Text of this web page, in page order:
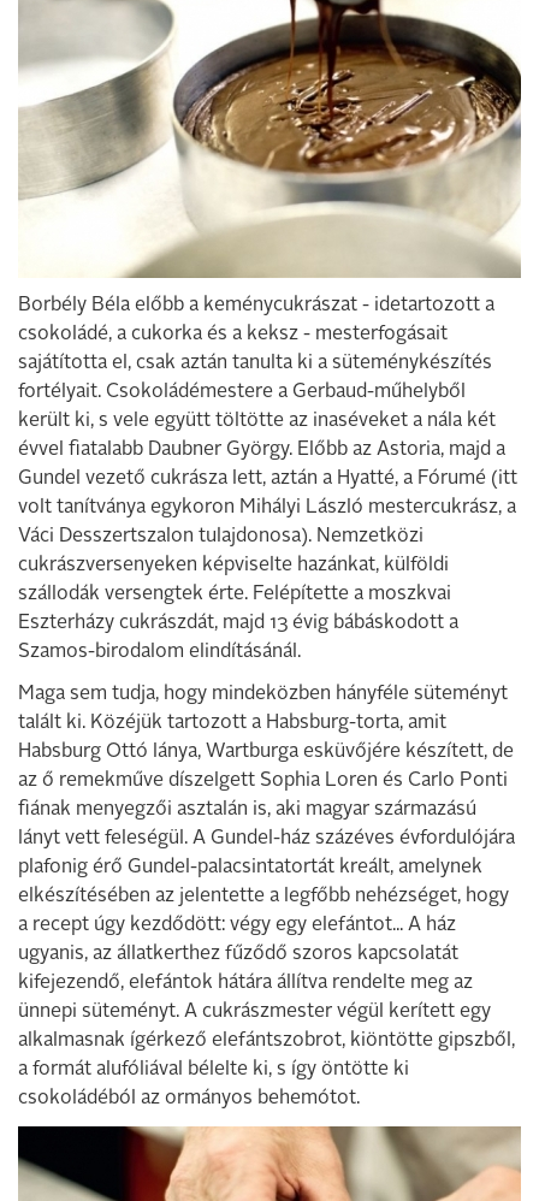
Borbély Béla előbb a keménycukrászat - idetartozott a
csokoládé, a cukorka és a keksz - mesterfogásait
sajátította el, csak aztán tanulta ki a süteménykészítés
for­télyait. Csokoládémestere a Gerbaud-műhelyből
került ki, s vele együtt töltöt­te az inaséveket a nála két
évvel fiatalabb Daubner György. Előbb az Astoria, majd a
Gundel vezető cukrásza lett, aztán a Hyatté, a Fórumé (itt
volt tanítványa egy­koron Mihályi László mestercukrász, a
Váci Desszertszalon tulajdonosa). Nemzetközi
cukrászversenyeken képviselte hazánkat, külföldi
szállodák versengtek érte. Felépí­tette a moszkvai
Eszterházy cukrászdát, majd 13 évig bábáskodott a
Szamos-biro­dalom elindításánál.
Maga sem tudja, hogy mindeközben hány­féle süteményt
talált ki. Közéjük tartozott a Habsburg-torta, amit
Habsburg Ottó lá­nya, Wartburga esküvőjére készített, de
az ő remekműve díszelgett Sophia Loren és Carlo Ponti
fiának menyegzői asztalán is, aki magyar származású
lányt vett fele­ségül. A Gundel-ház százéves évforduló­jára
plafonig érő Gundel-palacsintatortát kreált, amelynek
elkészítésében az jelentette a legfőbb nehézséget, hogy
a recept úgy kezdődött: végy egy elefántot... A ház
ugyanis, az állatkerthez fűződő szoros kapcsolatát
kifejezendő, elefántok hátára állítva rendelte meg az
ünnepi süteményt. A cukrászmester végül kerített egy
alkal­masnak ígérkező elefántszobrot, kiöntöt­te gipszből,
a formát alufóliával bélelte ki, s így öntötte ki
csokoládéból az ormányos behemótot.